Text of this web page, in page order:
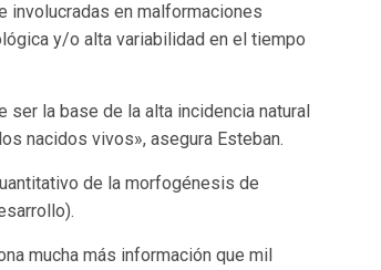
involucradas en malformaciones
y/o alta variabilidad en el tiempo
la base de la alta incidencia natural
nacidos vivos», asegura Esteban.
de la morfogénesis de
mucha más información que mil